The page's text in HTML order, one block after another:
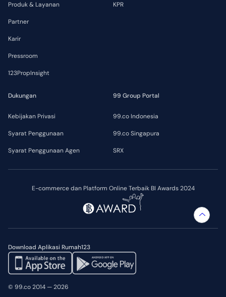
E-commerce dan Platform Online Terbaik BI Awards 2024
Download Aplikasi Rumah123
Produk & Layanan
Partner
Karir
Pressroom
123PropInsight
KPR
Dukungan
Kebijakan Privasi
Syarat Penggunaan
Syarat Penggunaan Agen
99 Group Portal
99.co Indonesia
99.co Singapura
SRX
© 99.co 2014 — 2026